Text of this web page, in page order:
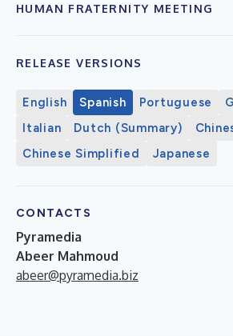
HUMAN FRATERNITY MEETING
RELEASE VERSIONS
English Spanish Portuguese
Italian
Dutch (Summary)
Chinese Simplified
Japanese
CONTACTS
Pyramedia
Abeer Mahmoud
abeer@pyramedia.biz